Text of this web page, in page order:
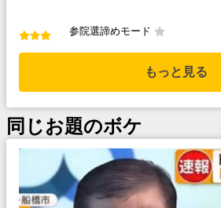
参院選諦めモード
もっと見る
同じお題のボケ